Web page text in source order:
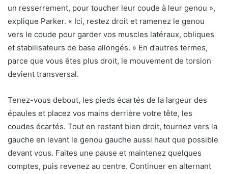
un resserrement, pour toucher leur coude à leur genou »,
explique Parker. « Ici, restez droit et ramenez le genou
vers le coude pour garder vos muscles latéraux, obliques
et stabilisateurs de base allongés. » En d’autres termes,
parce que vous êtes plus droit, le mouvement de torsion
devient transversal.
Tenez-vous debout, les pieds écartés de la largeur des
épaules et placez vos mains derrière votre tête, les
coudes écartés. Tout en restant bien droit, tournez vers la
gauche en levant le genou gauche aussi haut que possible
devant vous. Faites une pause et maintenez quelques
comptes, puis revenez au centre. Continuer en alternant